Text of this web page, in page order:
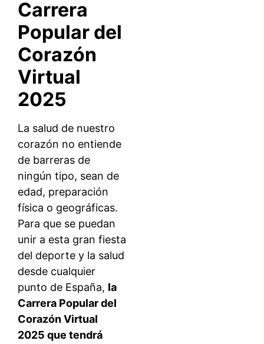
Carrera
Popular del
Corazón
Virtual
2025
La salud de nuestro
corazón no entiende
de barreras de
ningún tipo, sean de
edad, preparación
física o geográficas.
Para que se puedan
unir a esta gran fiesta
del deporte y la salud
desde cualquier
punto de España, la
Carrera Popular del
Corazón Virtual
2025 que tendrá